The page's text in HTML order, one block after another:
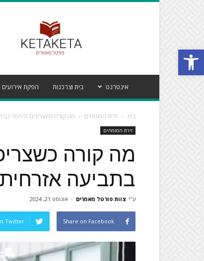
Open toolbar
אינטרנט בית וצרכנות הפקת אירועים
בית זירת המומחים מה קורה כשצריכים להיעזר
זירת המומחים
מה קורה
בתביעה
ע"י צוות פורטל מאמרים - אוגוסט 21, 2024
Share on Facebook
Twitter